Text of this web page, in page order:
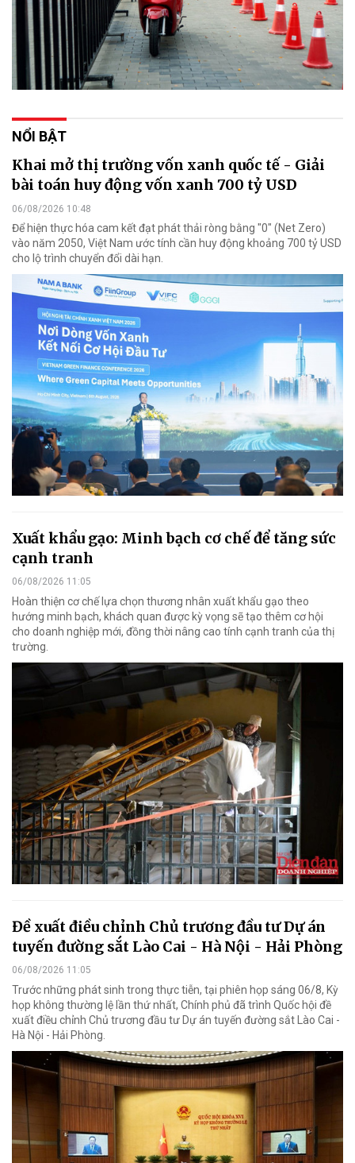
NỔI BẬT
Khai mở thị trường vốn xanh quốc tế - Giải
bài toán huy động vốn xanh 700 tỷ USD
06/08/2026 10:48
Để hiện thực hóa cam kết đạt phát thải ròng bằng "0" (Net Zero)
vào năm 2050, Việt Nam ước tính cần huy động khoảng 700 tỷ USD
cho lộ trình chuyển đổi dài hạn.
Xuất khẩu gạo: Minh bạch cơ chế để tăng sức
cạnh tranh
06/08/2026 11:05
Hoàn thiện cơ chế lựa chọn thương nhân xuất khẩu gạo theo
hướng minh bạch, khách quan được kỳ vọng sẽ tạo thêm cơ hội
cho doanh nghiệp mới, đồng thời nâng cao tính cạnh tranh của thị
trường.
Đề xuất điều chỉnh Chủ trương đầu tư Dự án
tuyến đường sắt Lào Cai - Hà Nội - Hải Phòng
06/08/2026 11:05
Trước những phát sinh trong thực tiễn, tại phiên họp sáng 06/8, Kỳ
họp không thường lệ lần thứ nhất, Chính phủ đã trình Quốc hội đề
xuất điều chỉnh Chủ trương đầu tư Dự án tuyến đường sắt Lào Cai -
Hà Nội - Hải Phòng.